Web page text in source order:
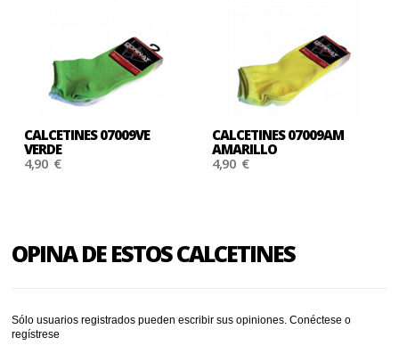
CALCETINES 07009VE
VERDE
4,90 €
CALCETINES 07009AM
AMARILLO
4,90 €
OPINA DE ESTOS CALCETINES
Sólo usuarios registrados pueden escribir sus opiniones.Conéctese o
regístrese